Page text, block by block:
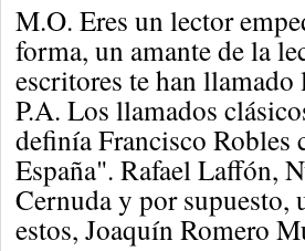
M.O. Eres un lector
forma, un amante de la
escritores te han llamado
P.A. Los llamados
definía Francisco Robles
España". Rafael Laffón,
Cernuda y por supuesto,
estos, Joaquín Romero